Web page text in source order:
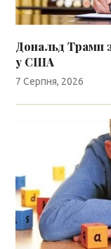
Дональд Трамп
у США
7 Серпня, 2026